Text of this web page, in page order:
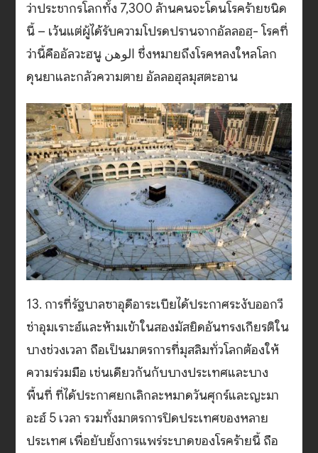
ว่าประชากรโลกทั้ง 7,300 ล้านคนจะโดนโรคร้ายชนิด
นี้ – เว้นแต่ผู้ได้รับความโปรดปรานจากอัลลอฮฺ- โรคที่
ว่านี้คืออัลวะฮนู الوهن ซึ่งหมายถึงโรคหลงใหลโลก
ดุนยาและกลัวความตาย อัลลอฮุลมุสตะอาน
13. การที่รัฐบาลซาอุดีอาระเบียได้ประกาศระงับออกวี
ซ่าอุมเราะฮ์และห้ามเข้าในสองมัสยิดอันทรงเกียรติใน
บางช่วงเวลา ถือเป็นมาตรการที่มุสลิมทั่วโลกต้องให้
ความร่วมมือ เช่นเดียวกันกับบางประเทศและบาง
พื้นที่ ที่ได้ประกาศยกเลิกละหมาดวันศุกร์และญะมา
อะฮ์ 5 เวลา รวมทั้งมาตรการปิดประเทศของหลาย
ประเทศ เพื่อยับยั้งการแพร่ระบาดของโรคร้ายนี้ ถือ